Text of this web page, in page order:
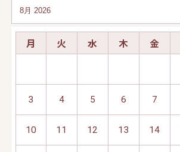
月 火 水 木 金
3 4 5 6 7
10 11 12 13 14